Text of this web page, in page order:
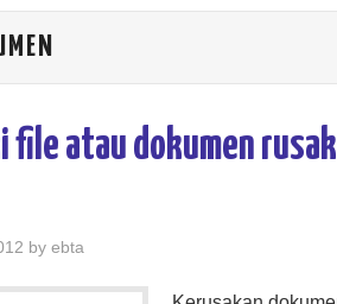
file atau dokumen
by ebta